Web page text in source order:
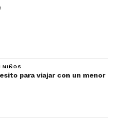
NIÑOS
para viajar con un menor